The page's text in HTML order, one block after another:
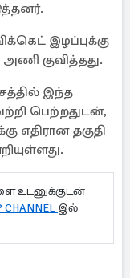
இழப்புக்கு
குவித்தது.
இந்த
பெற்றதுடன்,
எதிரான தகுதி
உடனுக்குடன்
CHANNEL இல்